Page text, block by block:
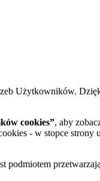
Użytkowników.
cookies”, aby
- w stopce strony
podmiotem